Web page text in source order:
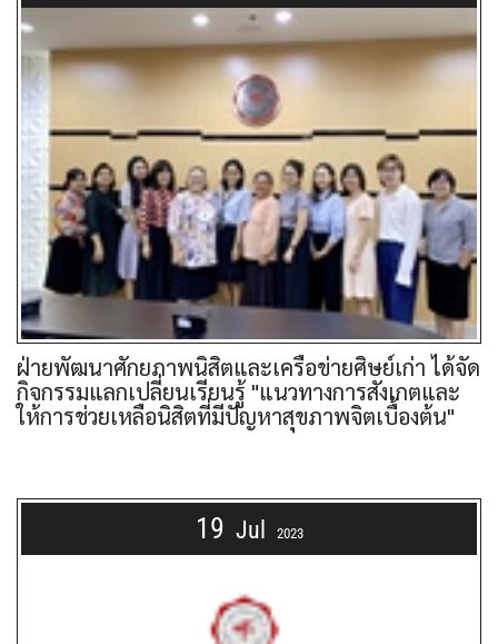
ฝ่ายพัฒนาศักยภาพนิสิตและเครือข่ายศิษย์เก่า ได้จัด
กิจกรรมแลกเปลี่ยนเรียนรู้ "แนวทางการสังเกตและ
ให้การช่วยเหลือนิสิตที่มีปัญหาสุขภาพจิตเบื้องต้น"
19 Jul 2023